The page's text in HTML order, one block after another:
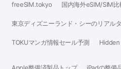
freeSIM.tokyo 国内海外eSIM/SIM
東京ディズニーランド・シーのリアル
TOKUマンガ情報セール予測